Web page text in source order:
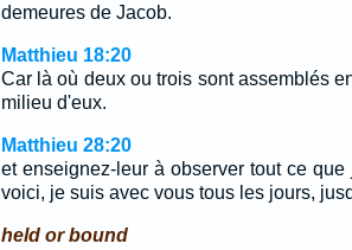
demeures de Jacob.
Matthieu 18:20
Car là où deux ou trois sont assemblés
milieu d'eux.
Matthieu 28:20
et enseignez-leur à observer tout ce
voici, je suis avec vous tous les jours,
held or bound